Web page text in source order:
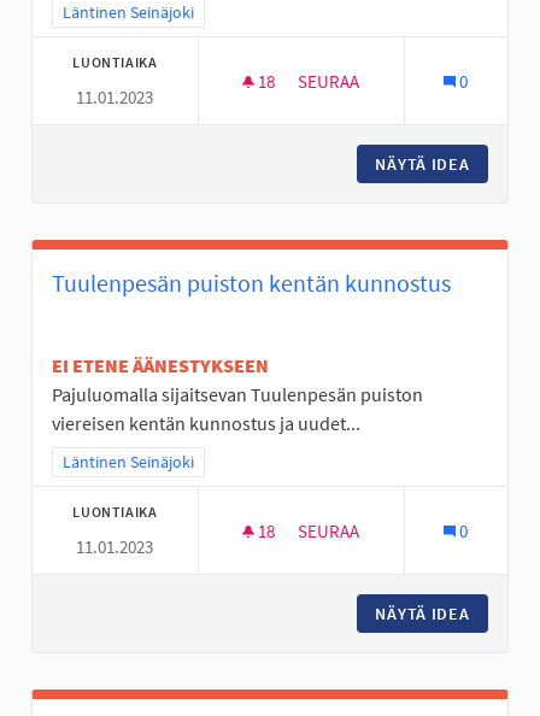
Rajaa tulokset teeman mukaan: Läntinen Seinäjoki
Läntinen Seinäjoki
LUONTIAIKA
11.01.2023
18 18 SEURAAJAA
SEURAA 0
NÄYTÄ IDEA
Tuulenpesän puiston kentän kunnostus
EI ETENE ÄÄNESTYKSEEN
Pajuluomalla sijaitsevan Tuulenpesän puiston
viereisen kentän kunnostus ja uudet...
Rajaa tulokset teeman mukaan: Läntinen Seinäjoki
Läntinen Seinäjoki
LUONTIAIKA
11.01.2023
18 18 SEURAAJAA
SEURAA 0
NÄYTÄ IDEA